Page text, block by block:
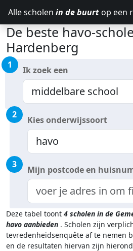
Alle scholen in de buurt op een
De beste havo-
Hardenberg
1 Ik zoek een
2 Kies onderwijssoort
3 Mijn postcode en
Deze tabel toont 4 scholen in de
havo aanbieden . Scholen zijn
tevredenheidsenquête af te nemen
en de resultaten hiervan zijn